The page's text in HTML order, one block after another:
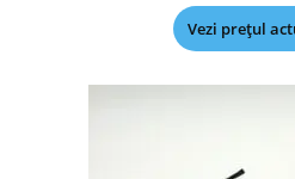
Vezi prețul